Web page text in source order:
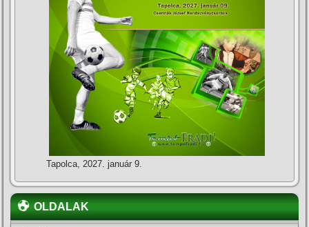
Tapolca, 2027. január 9.
OLDALAK